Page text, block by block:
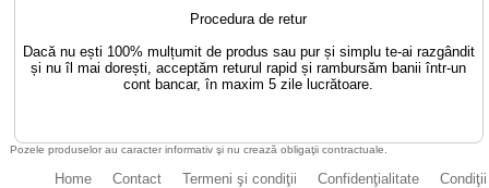
Procedura de retur
Dacă nu ești 100% mulțumit de produs sau pur și simplu te-ai razgândit
și nu îl mai dorești, acceptăm returul rapid și rambursăm banii într-un
cont bancar, în maxim 5 zile lucrătoare.
Pozele produselor au caracter informativ şi nu crează obligaţii contractuale.
Home Contact Termeni şi condiţii Confidenţialitate Condiţii